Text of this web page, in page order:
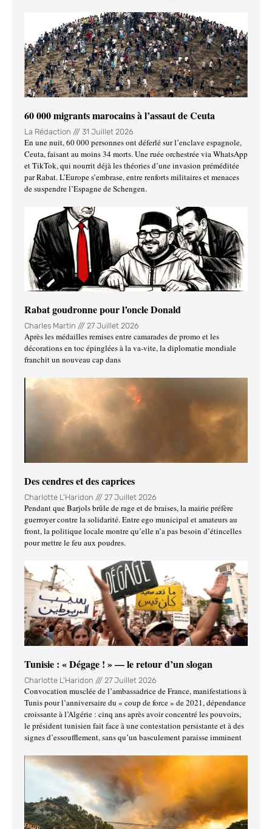
60 000 migrants marocains à l’assaut de Ceuta
La Rédaction 31 Juillet 2026
En une nuit, 60 000 personnes ont déferlé sur l’enclave espagnole,
Ceuta, faisant au moins 34 morts. Une ruée orchestrée via WhatsApp
et TikTok, qui nourrit déjà les théories d’une invasion préméditée
par Rabat. L’Europe s’embrase, entre renforts militaires et menaces
de suspendre l’Espagne de Schengen.
Rabat goudronne pour l’oncle Donald
Charles Martin 27 Juillet 2026
Après les médailles remises entre camarades de promo et les
décorations en toc épinglées à la va-vite, la diplomatie mondiale
franchit un nouveau cap dans
Des cendres et des caprices
Charlotte L'Haridon 27 Juillet 2026
Pendant que Barjols brûle de rage et de braises, la mairie préfère
guerroyer contre la solidarité. Entre ego municipal et amateurs au
front, la politique locale montre qu’elle n’a pas besoin d’étincelles
pour mettre le feu aux poudres.
Tunisie : « Dégage ! » — le retour d’un slogan
Charlotte L'Haridon 27 Juillet 2026
Convocation musclée de l’ambassadrice de France, manifestations à
Tunis pour l’anniversaire du « coup de force » de 2021, dépendance
croissante à l’Algérie : cinq ans après avoir concentré les pouvoirs,
le président tunisien fait face à une contestation persistante et à des
signes d’essoufflement, sans qu’un basculement paraisse imminent